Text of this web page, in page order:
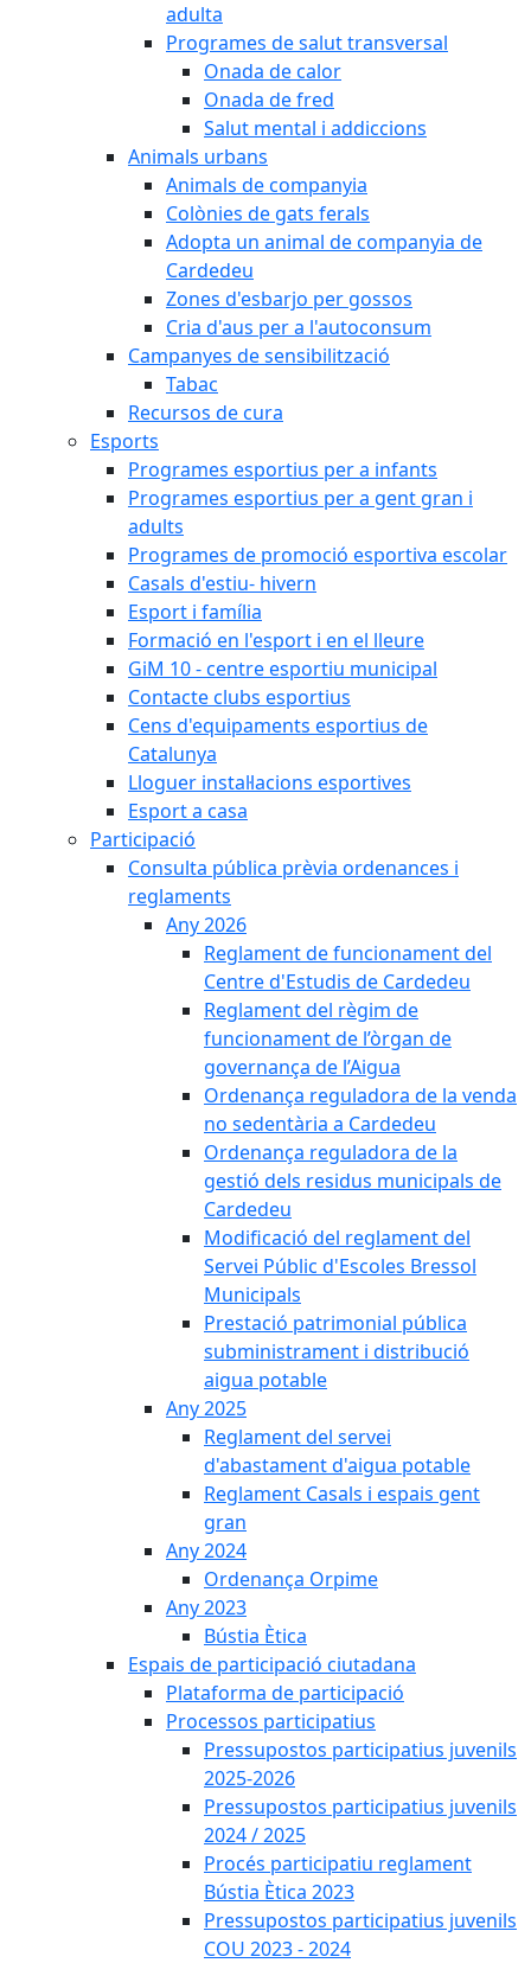
adulta
Programes de salut transversal
Onada de calor
Onada de fred
Salut mental i addiccions
Animals urbans
Animals de companyia
Colònies de gats ferals
Adopta un animal de companyia de
Cardedeu
Zones d'esbarjo per gossos
Cria d'aus per a l'autoconsum
Campanyes de sensibilització
Tabac
Recursos de cura
Esports
Programes esportius per a infants
Programes esportius per a gent gran i
adults
Programes de promoció esportiva escolar
Casals d'estiu- hivern
Esport i família
Formació en l'esport i en el lleure
GiM 10 - centre esportiu municipal
Contacte clubs esportius
Cens d'equipaments esportius de
Catalunya
Lloguer instal·lacions esportives
Esport a casa
Participació
Consulta pública prèvia ordenances i
reglaments
Any 2026
Reglament de funcionament del
Centre d'Estudis de Cardedeu
Reglament del règim de
funcionament de l’òrgan de
governança de l’Aigua
Ordenança reguladora de la venda
no sedentària a Cardedeu
Ordenança reguladora de la
gestió dels residus municipals de
Cardedeu
Modificació del reglament del
Servei Públic d'Escoles Bressol
Municipals
Prestació patrimonial pública
subministrament i distribució
aigua potable
Any 2025
Reglament del servei
d'abastament d'aigua potable
Reglament Casals i espais gent
gran
Any 2024
Ordenança Orpime
Any 2023
Bústia Ètica
Espais de participació ciutadana
Plataforma de participació
Processos participatius
Pressupostos participatius juvenils
2025-2026
Pressupostos participatius juvenils
2024 / 2025
Procés participatiu reglament
Bústia Ètica 2023
Pressupostos participatius juvenils
COU 2023 - 2024